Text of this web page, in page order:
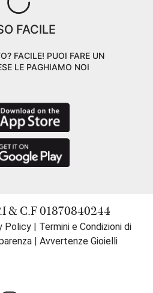
FACILE
FACILE! PUOI FARE UN
LE PAGHIAMO NOI
& C.F 01870840244
Policy
Termini e Condizioni di
| Avvertenze Gioielli